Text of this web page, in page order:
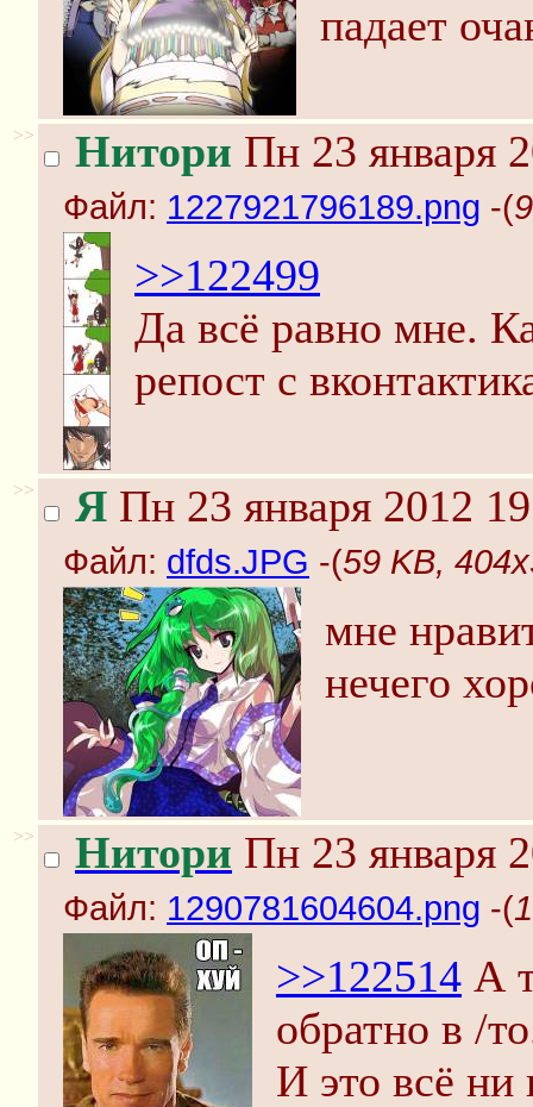
падает
>> Нитори Пн 23 января
Файл: 1227921796189.png -(
>>122499
Да всё равно мне.
репост с
>> Я Пн 23 января 2012
Файл: dfds.JPG -(59 KB,
мне
нечего
>> Нитори Пн 23 января
Файл: 1290781604604.png -(
>>122514 А
обратно в /
И это всё ни